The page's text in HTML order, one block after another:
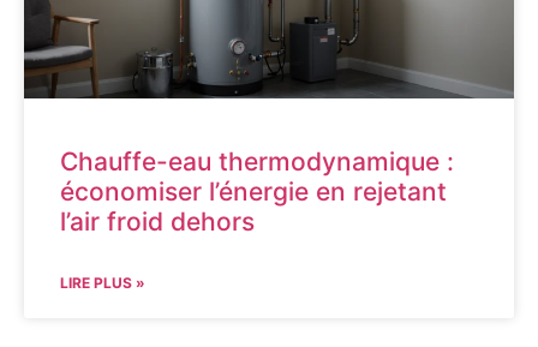
Chauffe-eau thermodynamique :
économiser l’énergie en rejetant
l’air froid dehors
LIRE PLUS »